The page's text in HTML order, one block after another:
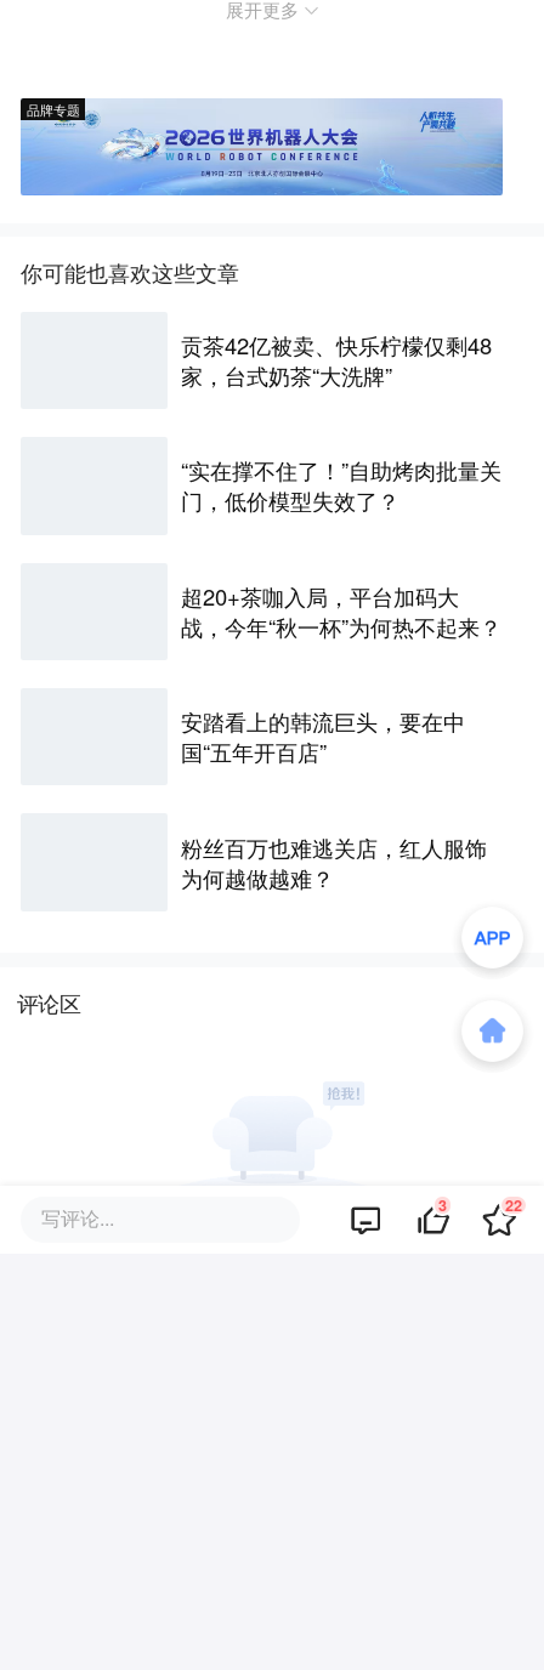
展开更多
品牌专题
你可能也喜欢这些文章
贡茶42亿被卖、快乐柠檬仅剩48
家，台式奶茶“大洗牌”
“实在撑不住了！”自助烤肉批量关
门，低价模型失效了？
超20+茶咖入局，平台加码大
战，今年“秋一杯”为何热不起来？
安踏看上的韩流巨头，要在中
国“五年开百店”
粉丝百万也难逃关店，红人服饰
为何越做越难？
评论区
写评论... 3 22